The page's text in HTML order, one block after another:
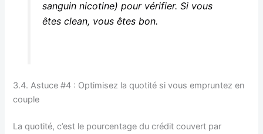
sanguin nicotine) pour vérifier. Si vous
êtes clean, vous êtes bon.
3.4. Astuce #4 : Optimisez la quotité si vous empruntez en
couple
La quotité, c’est le pourcentage du crédit couvert par